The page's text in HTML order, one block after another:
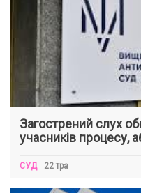
Загострений слух
учасників процесу,
СУД 22 тра